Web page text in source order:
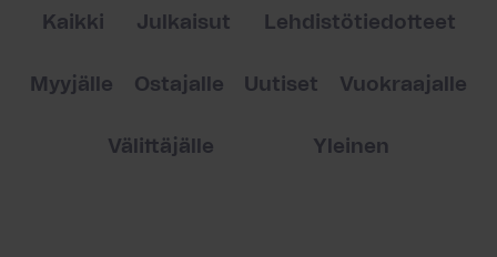
Kaikki Julkaisut Lehdistötiedotteet
Myyjälle Ostajalle Uutiset Vuokraajalle
Välittäjälle Yleinen